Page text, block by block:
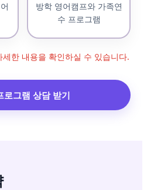
방학 영어캠프와 가족연
수 프로그램
한 내용을 확인하실 수 있습니다.
로그램 상담 받기